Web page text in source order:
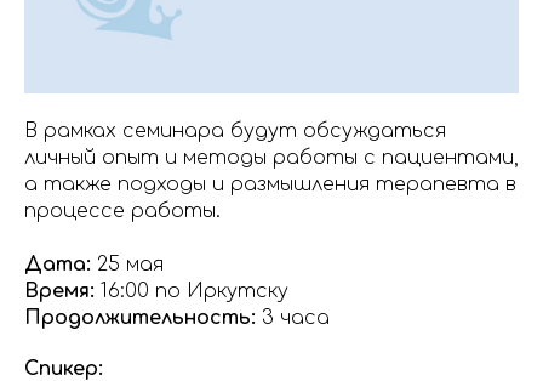
В рамках семинара будут обсуждаться
личный опыт и методы работы с пациентами,
а также подходы и размышления терапевта в
процессе работы.
Дата: 25 мая
Время: 16:00 по Иркутску
Продолжительность: 3 часа
Спикер: